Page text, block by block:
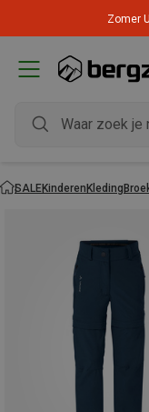
Zomer
SALEKinderenKleding